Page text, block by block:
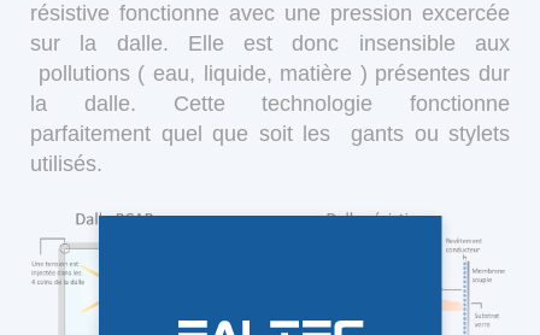
résistive fonctionne avec une pression excercée
sur la dalle. Elle est donc insensible aux
pollutions ( eau, liquide, matière ) présentes dur
la dalle. Cette technologie fonctionne
parfaitement quel que soit les gants ou stylets
utilisés.